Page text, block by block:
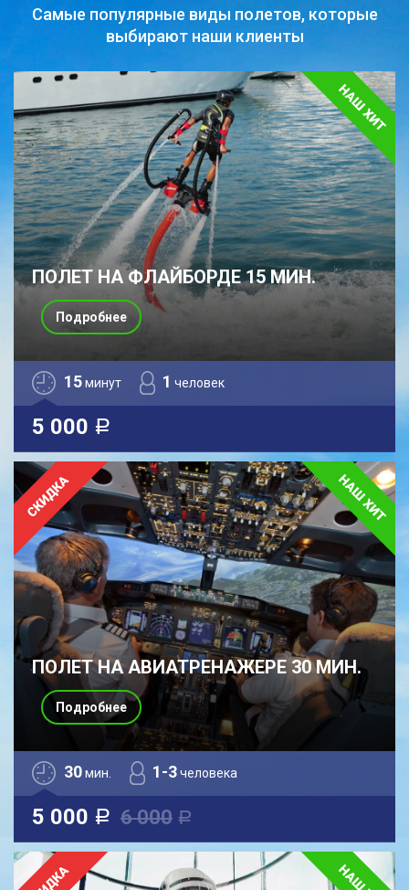
Самые популярные виды полетов, которые
выбирают наши клиенты
ПОЛЕТ НА ФЛАЙБОРДЕ 15 МИН.
15минут 1 человек
5 000 a
Подробнее
ПОЛЕТ НА АВИАТРЕНАЖЕРЕ 30 МИН.
30мин. 1-3человека
5 000 a 6 000 a
Подробнее